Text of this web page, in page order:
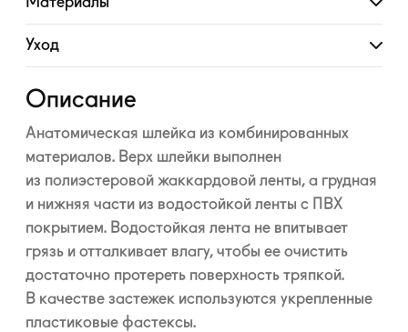
Развернуть
Уход
Развернуть
Описание
Анатомическая шлейка из комбинированных
материалов. Верх шлейки выполнен
из полиэстеровой жаккардовой ленты, а грудная
и нижняя части из водостойкой ленты с ПВХ
покрытием. Водостойкая лента не впитывает
грязь и отталкивает влагу, чтобы ее очистить
достаточно протереть поверхность тряпкой.
В качестве застежек используются укрепленные
пластиковые фастексы.